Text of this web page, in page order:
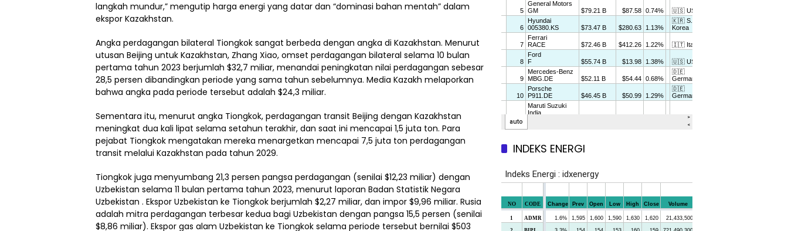
langkah mundur,” mengutip harga energi yang datar dan “dominasi bahan mentah” dalam
ekspor Kazakhstan.
Angka perdagangan bilateral Tiongkok sangat berbeda dengan angka di Kazakhstan. Menurut
utusan Beijing untuk Kazakhstan, Zhang Xiao, omset perdagangan bilateral selama 10 bulan
pertama tahun 2023 berjumlah $32,7 miliar, menandai peningkatan nilai perdagangan sebesar
28,5 persen dibandingkan periode yang sama tahun sebelumnya. Media Kazakh melaporkan
bahwa angka pada periode tersebut adalah $24,3 miliar.
Sementara itu, menurut angka Tiongkok, perdagangan transit Beijing dengan Kazakhstan
meningkat dua kali lipat selama setahun terakhir, dan saat ini mencapai 1,5 juta ton. Para
pejabat Tiongkok mengatakan mereka menargetkan mencapai 7,5 juta ton perdagangan
transit melalui Kazakhstan pada tahun 2029.
Tiongkok juga menyumbang 21,3 persen pangsa perdagangan (senilai $12,23 miliar) dengan
Uzbekistan selama 11 bulan pertama tahun 2023, menurut laporan Badan Statistik Negara
Uzbekistan . Ekspor Uzbekistan ke Tiongkok berjumlah $2,27 miliar, dan impor $9,96 miliar. Rusia
adalah mitra perdagangan terbesar kedua bagi Uzbekistan dengan pangsa 15,5 persen (senilai
$8,86 miliar). Ekspor gas alam Uzbekistan ke Tiongkok selama periode tersebut bernilai $503
INDEKS ENERGI